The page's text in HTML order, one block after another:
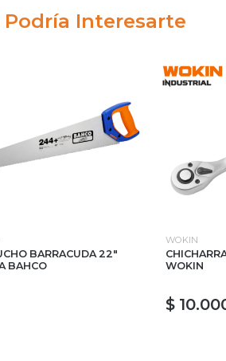
Interesarte
BARRACUDA 22"
BAHCO
WOKIN
WOKIN
$